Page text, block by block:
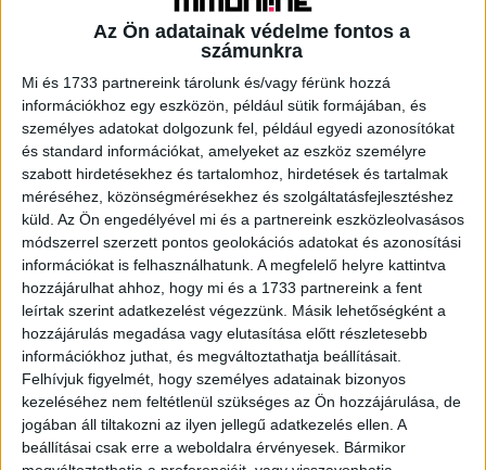
Az Ön adatainak védelme fontos a
számunkra
Mi és 1733 partnereink tárolunk és/vagy férünk hozzá
információkhoz egy eszközön, például sütik formájában, és
személyes adatokat dolgozunk fel, például egyedi azonosítókat
és standard információkat, amelyeket az eszköz személyre
szabott hirdetésekhez és tartalomhoz, hirdetések és tartalmak
méréséhez, közönségmérésekhez és szolgáltatásfejlesztéshez
küld. Az Ön engedélyével mi és a partnereink eszközleolvasásos
módszerrel szerzett pontos geolokációs adatokat és azonosítási
információkat is felhasználhatunk. A megfelelő helyre kattintva
hozzájárulhat ahhoz, hogy mi és a 1733 partnereink a fent
leírtak szerint adatkezelést végezzünk. Másik lehetőségként a
hozzájárulás megadása vagy elutasítása előtt részletesebb
információkhoz juthat, és megváltoztathatja beállításait.
Felhívjuk figyelmét, hogy személyes adatainak bizonyos
kezeléséhez nem feltétlenül szükséges az Ön hozzájárulása, de
jogában áll tiltakozni az ilyen jellegű adatkezelés ellen. A
beállításai csak erre a weboldalra érvényesek. Bármikor
digitális oktatáshoz is használja, akár naponta több órán
keresztül. Vegyük a kezünkbe, és próbáljuk ki: elég nagy a
képernyő, jó azt nézni, nem vibrál, szép a felbontása? A
telefon kialakítása szempontjából hasznos a nagy tárhely
az appoknak, fotóknak és videóknak, és a jó kamera,
illetve előny lehet a 3,5″ „jack” aljzat – így könnyen találunk
hozzá fülhallgatót. Méret szempontjából kisiskolás
kezébe inkább a kompakt telefon illik: könnyebben
megfogható és használható, kisebb eséllyel ejti el. A
kamaszoknak már az előlapi kamera jó képminősége is
fontos lehet, illetve az online oktatáshoz hasznos a
megbízható, jó hangszóró és mikrofon.
Gyakori dilemma, hogy hány éves korban kapjon először
telefont a gyerek, amire nem létezik általános válasz – az
igények, körülmények családonként eltérőek, de fontos,
hogy közösen hozzuk meg a döntést, és a telefon
használatát tudatosan kezeljük. Talán a leggyakoribb